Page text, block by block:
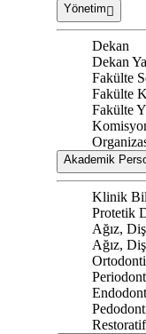
Yönetim
Dekan
Dekan
Fakülte
Fakülte
Fakülte
Akademik
Klinik
Protetik
Ağız,
Ağız,